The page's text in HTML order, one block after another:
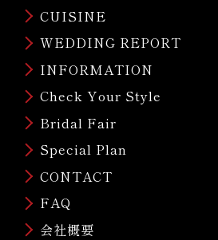
CUISINE
WEDDING REPORT
INFORMATION
Check Your Style
Bridal Fair
Special Plan
CONTACT
FAQ
会社概要